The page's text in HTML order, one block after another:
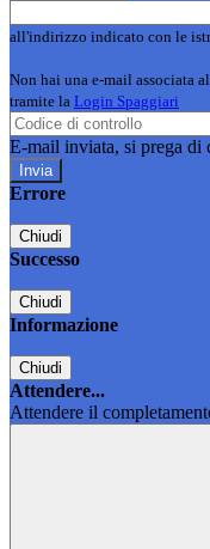
all'indirizzo indicato con le
Non hai una e-mail associata
tramite la Login Spaggiari
E-mail inviata, si prega di
Errore
Chiudi
Successo
Chiudi
Informazione
Chiudi
Attendere...
Attendere il